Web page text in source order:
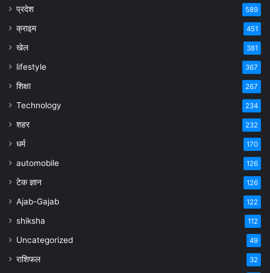
प्रदेश 589
क्राइम 451
खेल 381
lifestyle 367
शिक्षा 267
Technology 234
शहर 232
धर्म 170
automobile 126
टेक ज्ञान 126
Ajab-Gajab 122
shiksha 112
Uncategorized 49
राशिफल 32